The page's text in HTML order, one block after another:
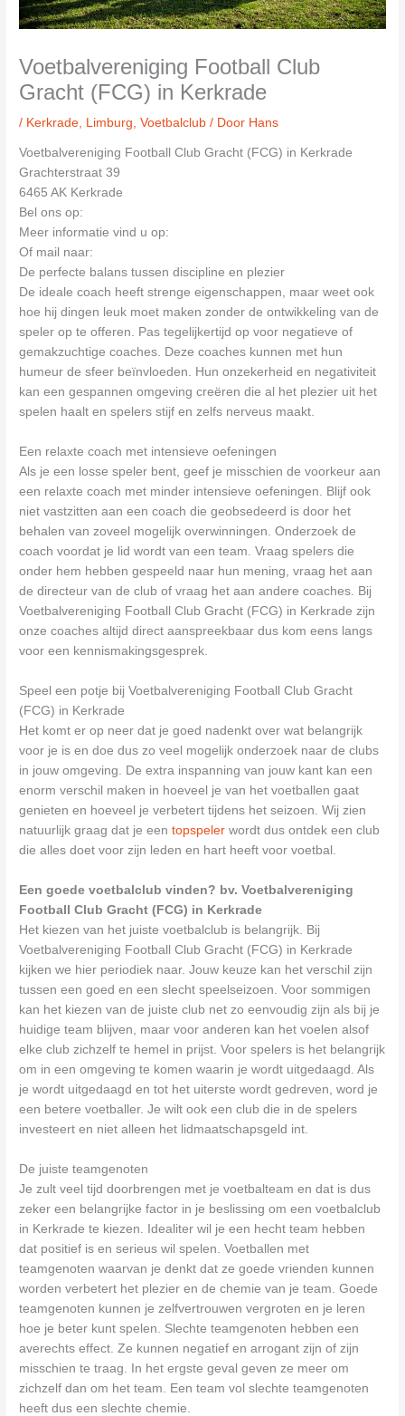
Voetbalvereniging Football Club
Gracht (FCG) in Kerkrade
/ Kerkrade Limburg ,Voetbalclub / Door Hans
Voetbalvereniging Football Club Gracht (FCG) in Kerkrade
Grachterstraat 39
6465 AK Kerkrade
Bel ons op:
Meer informatie vind u op:
Of mail naar:
De perfecte balans tussen discipline en plezier
De ideale coach heeft strenge eigenschappen, maar weet ook
hoe hij dingen leuk moet maken zonder de ontwikkeling van de
speler op te offeren. Pas tegelijkertijd op voor negatieve of
gemakzuchtige coaches. Deze coaches kunnen met hun
humeur de sfeer beïnvloeden. Hun onzekerheid en negativiteit
kan een gespannen omgeving creëren die al het plezier uit het
spelen haalt en spelers stijf en zelfs nerveus maakt.
Een relaxte coach met intensieve oefeningen
Als je een losse speler bent, geef je misschien de voorkeur aan
een relaxte coach met minder intensieve oefeningen. Blijf ook
niet vastzitten aan een coach die geobsedeerd is door het
behalen van zoveel mogelijk overwinningen. Onderzoek de
coach voordat je lid wordt van een team. Vraag spelers die
onder hem hebben gespeeld naar hun mening, vraag het aan
de directeur van de club of vraag het aan andere coaches. Bij
Voetbalvereniging Football Club Gracht (FCG) in Kerkrade zijn
onze coaches altijd direct aanspreekbaar dus kom eens langs
voor een kennismakingsgesprek.
Speel een potje bij Voetbalvereniging Football Club Gracht
(FCG) in Kerkrade
Het komt er op neer dat je goed nadenkt over wat belangrijk
voor je is en doe dus zo veel mogelijk onderzoek naar de clubs
in jouw omgeving. De extra inspanning van jouw kant kan een
enorm verschil maken in hoeveel je van het voetballen gaat
genieten en hoeveel je verbetert tijdens het seizoen. Wij zien
natuurlijk graag dat je eentopspeler wordt dus ontdek een club
die alles doet voor zijn leden en hart heeft voor voetbal.
Een goede voetbalclub vinden? bv. Voetbalvereniging
Football Club Gracht (FCG) in Kerkrade
Het kiezen van het juiste voetbalclub is belangrijk. Bij
Voetbalvereniging Football Club Gracht (FCG) in Kerkrade
kijken we hier periodiek naar. Jouw keuze kan het verschil zijn
tussen een goed en een slecht speelseizoen. Voor sommigen
kan het kiezen van de juiste club net zo eenvoudig zijn als bij je
huidige team blijven, maar voor anderen kan het voelen alsof
elke club zichzelf te hemel in prijst. Voor spelers is het belangrijk
om in een omgeving te komen waarin je wordt uitgedaagd. Als
je wordt uitgedaagd en tot het uiterste wordt gedreven, word je
een betere voetballer. Je wilt ook een club die in de spelers
investeert en niet alleen het lidmaatschapsgeld int.
De juiste teamgenoten
Je zult veel tijd doorbrengen met je voetbalteam en dat is dus
zeker een belangrijke factor in je beslissing om een voetbalclub
in Kerkrade te kiezen. Idealiter wil je een hecht team hebben
dat positief is en serieus wil spelen. Voetballen met
teamgenoten waarvan je denkt dat ze goede vrienden kunnen
worden verbetert het plezier en de chemie van je team. Goede
teamgenoten kunnen je zelfvertrouwen vergroten en je leren
hoe je beter kunt spelen. Slechte teamgenoten hebben een
averechts effect. Ze kunnen negatief en arrogant zijn of zijn
misschien te traag. In het ergste geval geven ze meer om
zichzelf dan om het team. Een team vol slechte teamgenoten
heeft dus een slechte chemie.